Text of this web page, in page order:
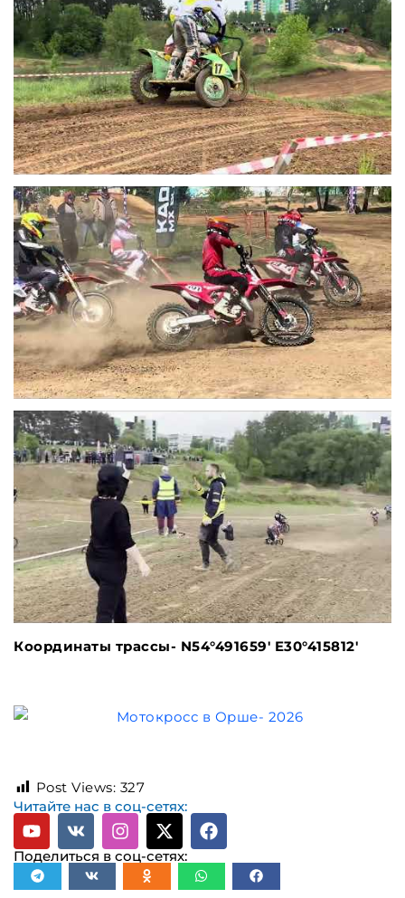
Координаты трассы- N54°491659′ E30°415812′
Post Views: 327
Читайте нас в соц-сетях:
Поделиться в соц-сетях: